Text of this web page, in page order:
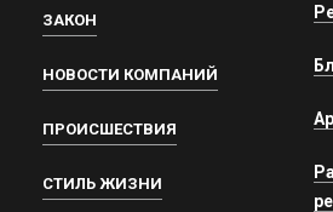
ЗАКОН
НОВОСТИ КОМПАНИЙ
ПРОИСШЕСТВИЯ
СТИЛЬ ЖИЗНИ